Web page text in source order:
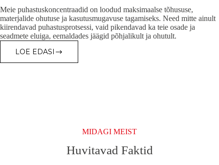
Meie puhastuskoncentraadid on loodud maksimaalse tõhususe,
materjalide ohutuse ja kasutusmugavuse tagamiseks. Need mitte ainult
kiirendavad puhastusprotsessi, vaid pikendavad ka teie osade ja
seadmete eluiga, eemaldades jäägid põhjalikult ja ohutult.
LOE EDASI
ASONIC
PUHASTUSVAHENDID
MIDAGI MEIST
Huvitavad Faktid